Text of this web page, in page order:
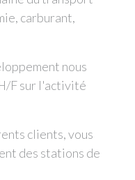
carburant,
nous
F sur l'activité
clients, vous
des stations de